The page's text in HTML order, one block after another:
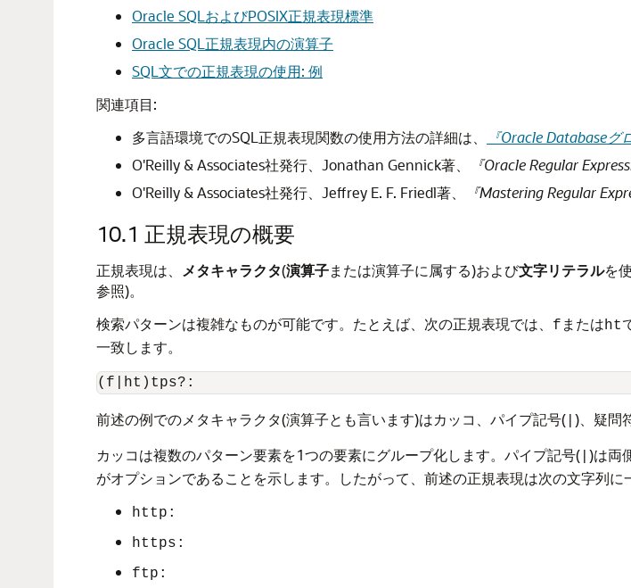
Oracle SQLおよびPOSIX正規表現標準
Oracle SQL正規表現内の演算子
SQL文での正規表現の使用: 例
関連項目:
多言語環境でのSQL正規表現関数の使用方法の詳細は、
『Oracle Database
O'Reilly & Associates社発行、Jonathan Gennick著、
『Oracle Regular
O'Reilly & Associates社発行、Jeffrey E. F. Friedl著、
『Mastering Regular
10.1 正規表現の概要
正規表現は、 メタキャラクタ(演算子または演算子に属する)および文字リテラルを
参照)。
検索パターンは複雑なものが可能です。たとえば、次の正規表現では、
f またはht
一致します。
前述の例でのメタキャラクタ(演算子とも言います)はカッコ、パイプ記号( )、疑問
カッコは複数のパターン要素を1つの要素にグループ化します。パイプ記号( )は両
がオプションであることを示します。したがって、前述の正規表現は次の文字列に
http:
https:
ftp: